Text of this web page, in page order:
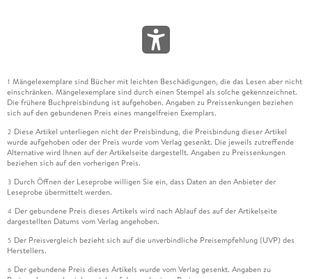
1 Mängelexemplare sind Bücher mit leichten Beschädigungen, die das Lesen aber nicht
einschränken. Mängelexemplare sind durch einen Stempel als solche gekennzeichnet.
Die frühere Buchpreisbindung ist aufgehoben. Angaben zu Preissenkungen beziehen
sich auf den gebundenen Preis eines mangelfreien Exemplars.
2 Diese Artikel unterliegen nicht der Preisbindung, die Preisbindung dieser Artikel
wurde aufgehoben oder der Preis wurde vom Verlag gesenkt. Die jeweils zutreffende
Alternative wird Ihnen auf der Artikelseite dargestellt. Angaben zu Preissenkungen
beziehen sich auf den vorherigen Preis.
3 Durch Öffnen der Leseprobe willigen Sie ein, dass Daten an den Anbieter der
Leseprobe übermittelt werden.
4 Der gebundene Preis dieses Artikels wird nach Ablauf des auf der Artikelseite
dargestellten Datums vom Verlag angehoben.
5 Der Preisvergleich bezieht sich auf die unverbindliche Preisempfehlung (UVP) des
Herstellers.
6 Der gebundene Preis dieses Artikels wurde vom Verlag gesenkt. Angaben zu